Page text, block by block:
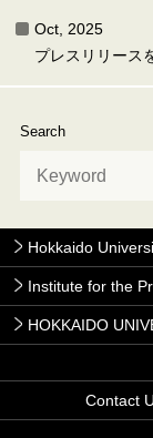
Oct, 2025
プレスリリース
Search
Hokkaido
Institute for the
HOKKAIDO
Contact